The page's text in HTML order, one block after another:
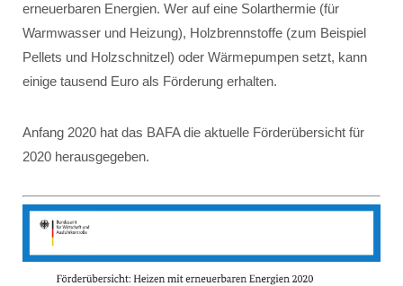
erneuerbaren Energien. Wer auf eine Solarthermie (für
Warmwasser und Heizung), Holzbrennstoffe (zum Beispiel
Pellets und Holzschnitzel) oder Wärmepumpen setzt, kann
einige tausend Euro als Förderung erhalten.
Anfang 2020 hat das BAFA die aktuelle Förderübersicht für
2020 herausgegeben.